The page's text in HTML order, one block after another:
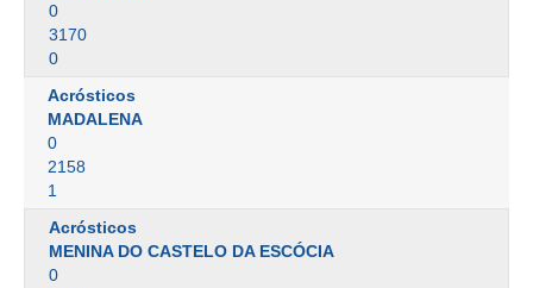
0
3170
0
Acrósticos
MADALENA
0
2158
1
Acrósticos
MENINA DO CASTELO DA ESCÓCIA
0